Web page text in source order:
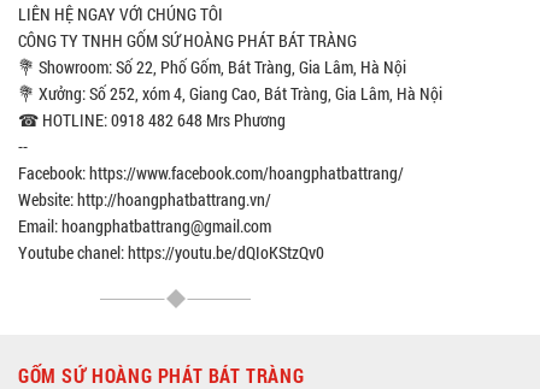
LIÊN HỆ NGAY VỚI CHÚNG TÔI
CÔNG TY TNHH GỐM SỨ HOÀNG PHÁT BÁT TRÀNG
💐 Showroom: Số 22, Phố Gốm, Bát Tràng, Gia Lâm, Hà Nội
💐 Xưởng: Số 252, xóm 4, Giang Cao, Bát Tràng, Gia Lâm, Hà Nội
☎ HOTLINE: 0918 482 648 Mrs Phương
--
Facebook: https://www.facebook.com/hoangphatbattrang/
Website: http://hoangphatbattrang.vn/
Email: hoangphatbattrang@gmail.com
Youtube chanel: https://youtu.be/dQIoKStzQv0
GỐM SỨ HOÀNG PHÁT BÁT TRÀNG